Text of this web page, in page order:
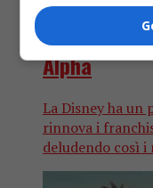
La Disney
Alpha
La Disney ha un
rinnova i
deludendo così i